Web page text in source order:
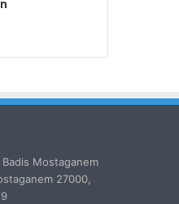
Mostaganem
27000,